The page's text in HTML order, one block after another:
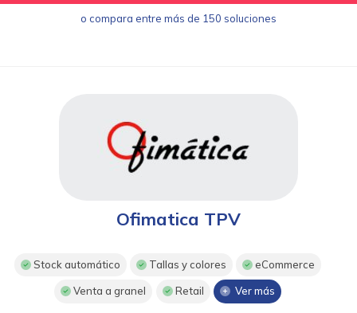
o compara entre más de 150 soluciones
Ofimatica TPV
Stock automático Tallas y colores eCommerce
Venta a granel Retail Ver más